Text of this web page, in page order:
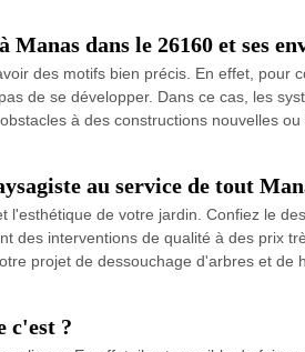
Manas dans le 26160 et ses
des motifs bien précis. En effet,
de se développer. Dans ce cas, les
à des constructions nouvelles
au service de tout
l'esthétique de votre jardin. Confiez le
des interventions de qualité à des prix
projet de dessouchage d'arbres et
c'est ?